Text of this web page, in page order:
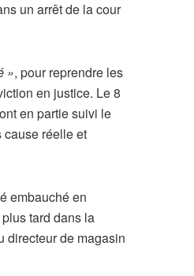
un arrêt de la cour
», pour reprendre les
en justice. Le 8
en partie suivi le
cause réelle et
embauché en
tard dans la
directeur de magasin